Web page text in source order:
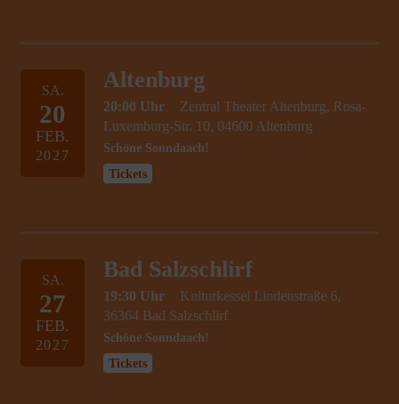
SA.
20
FEB.
2027
Altenburg
20:00 Uhr
Zentral Theater Altenburg, Rosa-
Luxemburg-Str. 10, 04600 Altenburg
Schöne Sonndaach!
Tickets
SA.
27
FEB.
2027
Bad Salzschlirf
19:30 Uhr
Kulturkessel Lindenstraße 6,
36364 Bad Salzschlirf
Schöne Sonndaach!
Tickets